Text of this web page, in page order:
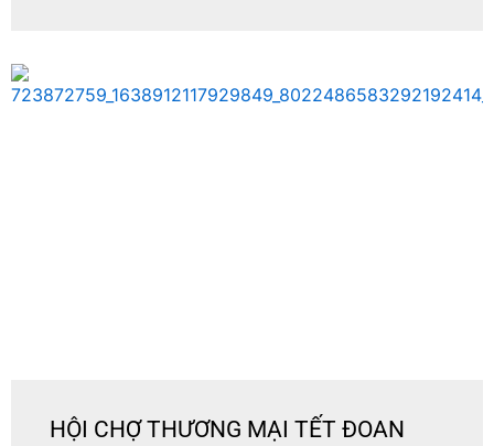
HỘI CHỢ THƯƠNG MẠI TẾT ĐOAN